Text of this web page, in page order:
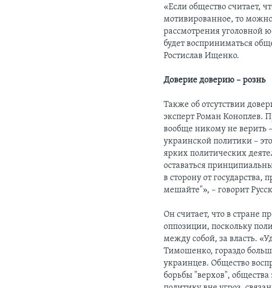
«Если общество считает,
мотивированное, то можно
рассмотрения уголовной
будет восприниматься
Ростислав Ищенко.
Доверие доверию – рознь
Также об отсутствии
эксперт Роман Коноплев.
вообще никому не верить
украинской политики –
ярких политических
оставаться
в сторону от
мешайте"», – говорит
Он считает, что в стране
оппозиции, поскольку
между собой, за власть.
Тимошенко, гораздо
украинцев. Общество
борьбы "верхов",